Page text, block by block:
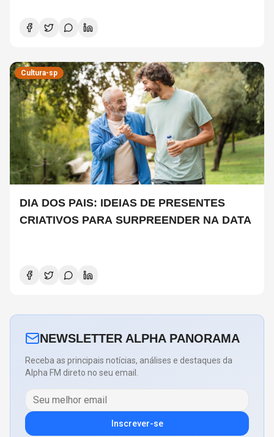
Cultura-sp
DIA DOS PAIS: IDEIAS DE PRESENTES
CRIATIVOS PARA SURPREENDER NA DATA
NEWSLETTER ALPHA PANORAMA
Receba as principais notícias, análises e destaques da
Alpha FM direto no seu email.
Inscrever-se